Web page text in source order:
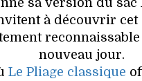
à découvrir cet
nouveau jour.
Le Pliage classique